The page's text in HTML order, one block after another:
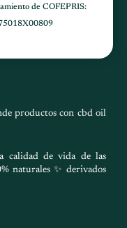
de COFEPRIS:
productos con cbd oil
calidad de vida de las
naturales ✨ derivados